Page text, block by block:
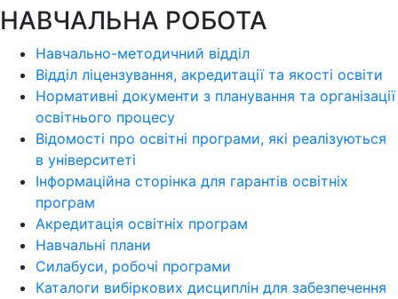
НАВЧАЛЬНА РОБОТА
Навчально-методичний відділ
Відділ ліцензування, акредитації та якості освіти
Нормативні документи з планування та організації
освітнього процесу
Відомості про освітні програми, які реалізуються
в університеті
Інформаційна сторінка для гарантів освітніх
програм
Акредитація освітніх програм
Навчальні плани
Силабуси, робочі програми
Каталоги вибіркових дисциплін для забезпечення